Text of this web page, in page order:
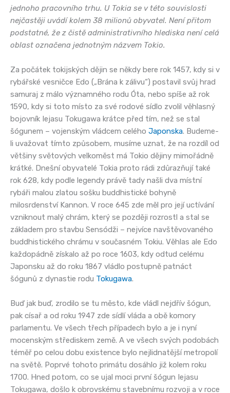
jednoho pracovního trhu. U Tokia se v této souvislosti
nejčastěji uvádí kolem 38 milionů obyvatel. Není přitom
podstatné, že z čistě administrativního hlediska není celá
oblast označena jednotným názvem Tokio.
Za počátek tokijských dějin se někdy bere rok 1457, kdy si v
rybářské vesničce Edo („Brána k zálivu“) postavil svůj hrad
samuraj z málo významného rodu Óta, nebo spíše až rok
1590, kdy si toto místo za své rodové sídlo zvolil věhlasný
bojovník Iejasu Tokugawa krátce před tím, než se stal
šógunem – vojenským vládcem celého Japonska. Budeme-
li uvažovat tímto způsobem, musíme uznat, že na rozdíl od
většiny světových velkoměst má Tokio dějiny mimořádně
krátké. Dnešní obyvatelé Tokia proto rádi zdůrazňují také
rok 628, kdy podle legendy právě tady našli dva místní
rybáři malou zlatou sošku buddhistické bohyně
milosrdenství Kannon. V roce 645 zde měl pro její uctívání
vzniknout malý chrám, který se později rozrostl a stal se
základem pro stavbu Sensódži – nejvíce navštěvovaného
buddhistického chrámu v současném Tokiu. Věhlas ale Edo
každopádně získalo až po roce 1603, kdy odtud celému
Japonsku až do roku 1867 vládlo postupně patnáct
šógunů z dynastie rodu Tokugawa.
Buď jak buď, zrodilo se tu město, kde vládl nejdřív šógun,
pak císař a od roku 1947 zde sídlí vláda a obě komory
parlamentu. Ve všech třech případech bylo a je i nyní
mocenským střediskem země. A ve všech svých podobách
téměř po celou dobu existence bylo nejlidnatější metropolí
na světě. Poprvé tohoto primátu dosáhlo již kolem roku
1700. Hned potom, co se ujal moci první šógun Iejasu
Tokugawa, došlo k obrovskému stavebnímu rozvoji a v roce